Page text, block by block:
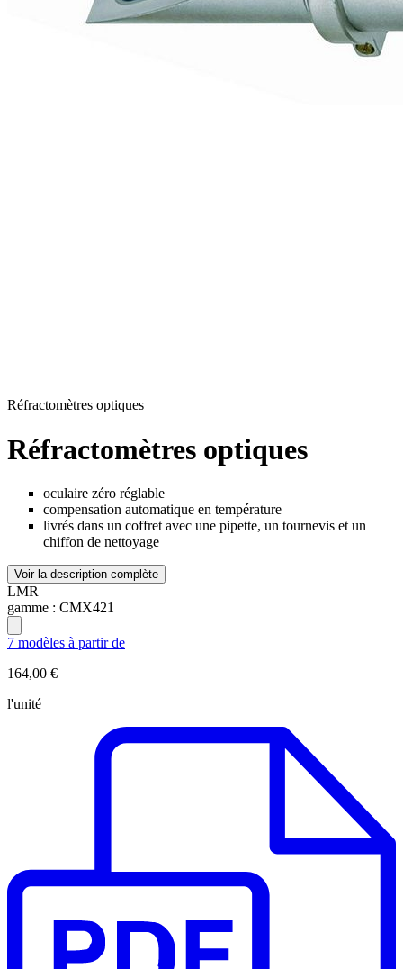
Réfractomètres optiques
Réfractomètres optiques
oculaire zéro réglable
compensation automatique en température
livrés dans un coffret avec une pipette, un tournevis et un
chiffon de nettoyage
Voir la description complète
LMR
gamme : CMX421
7 modèles à partir de
164,00 €
l'unité